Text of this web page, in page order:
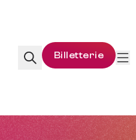
RechercherBilletterie